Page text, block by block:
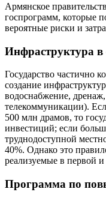
Армянское
госпрограмм, которые
вероятные риски и
Инфраструктура в
Государство частично
создание
водоснабжение,
телекоммуникации).
500 млн драмов, то
инвестиций; если
труднодоступной
40%. Однако это
реализуемые в первой и
Программа по